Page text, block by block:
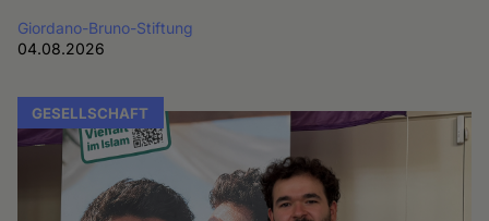
Giordano-Bruno-Stiftung
04.08.2026
GESELLSCHAFT